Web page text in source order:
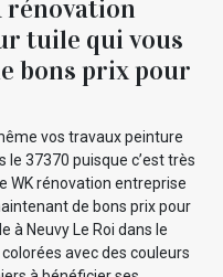
rénovation
tuile qui vous
bons prix pour
vos travaux peinture
le 37370 puisque c’est très
WK rénovation entreprise
de bons prix pour
à Neuvy Le Roi dans le
avec des couleurs